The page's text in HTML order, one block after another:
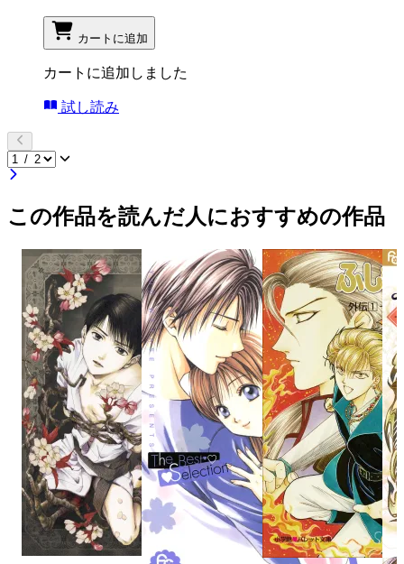
カートに追加
カートに追加しました
試し読み
この作品を読んだ人におすすめの作品